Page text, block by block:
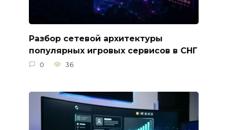
Разбор сетевой архитектуры
популярных игровых сервисов в СНГ
0 36